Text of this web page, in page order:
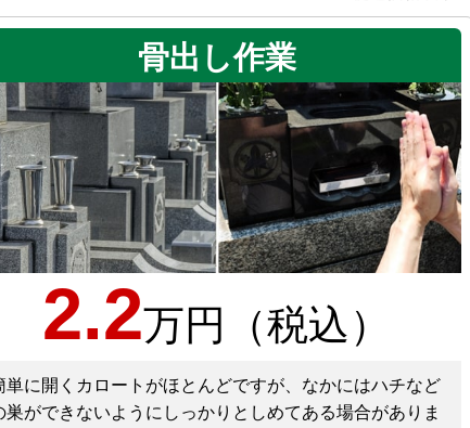
骨出し作業
2.2万円（税込）
単に開くカロートがほとんどですが、なかにはハチなど
巣ができないようにしっかりとしめてある場合がありま